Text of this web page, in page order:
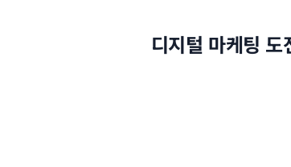
PORTFOLIO
디지털 마케팅